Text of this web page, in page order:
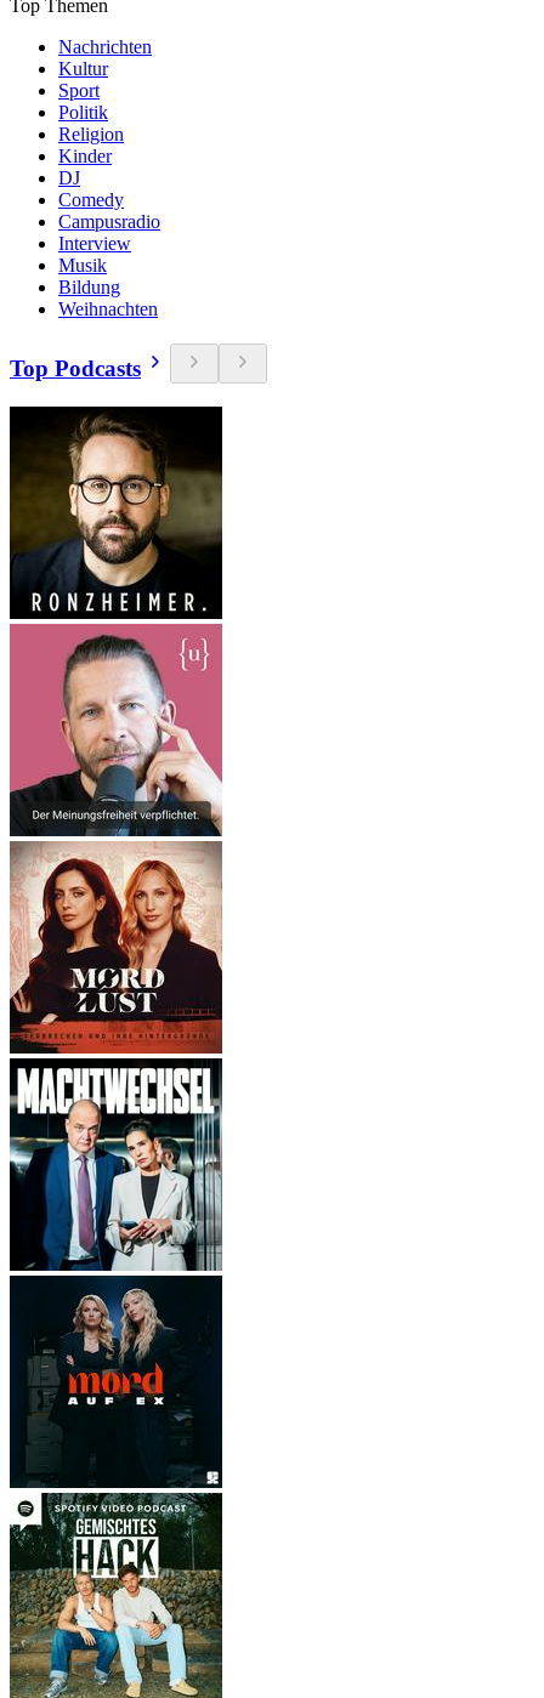
Top Themen
Nachrichten
Kultur
Sport
Politik
Religion
Kinder
DJ
Comedy
Campusradio
Interview
Musik
Bildung
Weihnachten
Top Podcasts